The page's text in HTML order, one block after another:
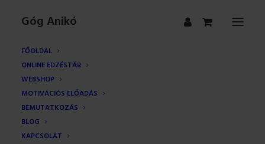
Góg Anikó
FŐOLDAL
ONLINE EDZÉSTÁR
WEBSHOP
MOTIVÁCIÓS ELŐADÁS
BEMUTATKOZÁS
BLOG
KAPCSOLAT